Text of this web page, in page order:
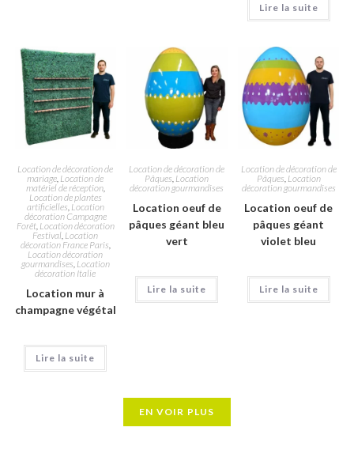
Lire la suite
Location de décoration de
mariage Location de
matériel de réception,
Location de plantes
artificielles Location
décoration Campagne
Forêt, Location décoration
Festival Location
décoration France Paris
Location décoration
gourmandises Location
décoration Italie
Location mur à
champagne végétal
Lire la suite
Location de décoration de
Pâques Location
décoration gourmandises
Location oeuf de
pâques géant bleu
vert
Lire la suite
Location de décoration de
Pâques Location
décoration gourmandises
Location oeuf de
pâques géant
violet bleu
Lire la suite
EN VOIR PLUS